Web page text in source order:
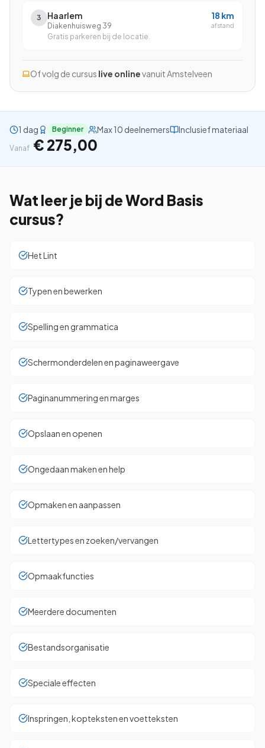
Bel ons: 023-5513409
Gratis studiegids downloaden
3 Haarlem
Diakenhuisweg 39
Gratis parkeren bij de locatie.
18 km
afstand
Of volg de cursus live onlinevanuitAmstelveen
1 dag Beginner Max 10 deelnemers Inclusief materiaal
Vanaf € 275,00
Wat leer je bij deWord Basis
cursus?
Het Lint
Typen en bewerken
Spelling en grammatica
Schermonderdelen en paginaweergave
Paginanummering en marges
Opslaan en openen
Ongedaan maken en help
Opmaken en aanpassen
Lettertypes en zoeken/vervangen
Opmaakfuncties
Meerdere documenten
Bestandsorganisatie
Speciale effecten
Inspringen, kopteksten en voetteksten